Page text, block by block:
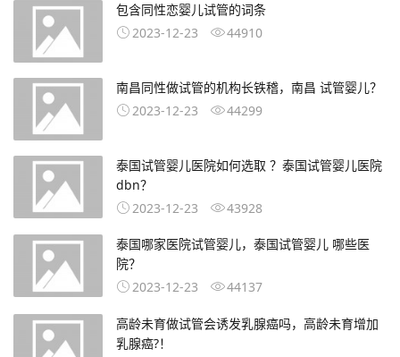
包含同性恋婴儿试管的词条
2023-12-23
44910
南昌同性做试管的机构长铁稽，南昌 试管婴儿？
2023-12-23
44299
泰国试管婴儿医院如何选取 ？泰国试管婴儿医院
dbn？
2023-12-23
43928
泰国哪家医院试管婴儿，泰国试管婴儿 哪些医
院？
2023-12-23
44137
高龄未育做试管会诱发乳腺癌吗，高龄未育增加
乳腺癌?！